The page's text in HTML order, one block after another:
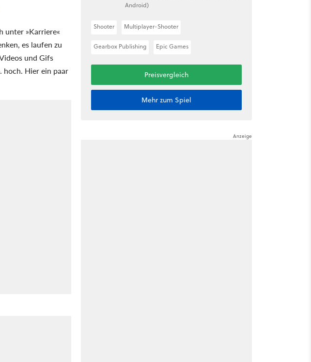
unter »Karriere«
es laufen zu
und Gifs
hoch. Hier ein paar
Android)
Shooter Multiplayer-Shooter
Gearbox Publishing Epic Games
Preisvergleich
Mehr zum Spiel